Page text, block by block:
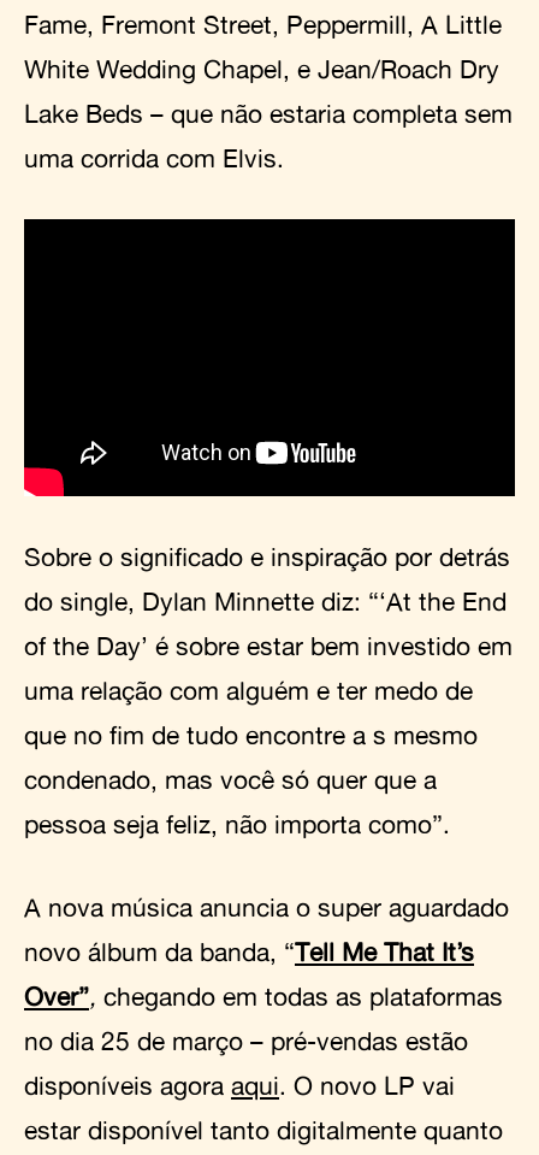
Fame, Fremont Street, Peppermill, A Little
White Wedding Chapel, e Jean/Roach Dry
Lake Beds – que não estaria completa sem
uma corrida com Elvis.
Sobre o significado e inspiração por detrás
do single, Dylan Minnette diz: “‘At the End
of the Day’ é sobre estar bem investido em
uma relação com alguém e ter medo de
que no fim de tudo encontre a s mesmo
condenado, mas você só quer que a
pessoa seja feliz, não importa como”.
A nova música anuncia o super aguardado
novo álbum da banda, “Tell Me That It’s
Over”, chegando em todas as plataformas
no dia 25 de março – pré-vendas estão
disponíveis agora aqui. O novo LP vai
estar disponível tanto digitalmente quanto